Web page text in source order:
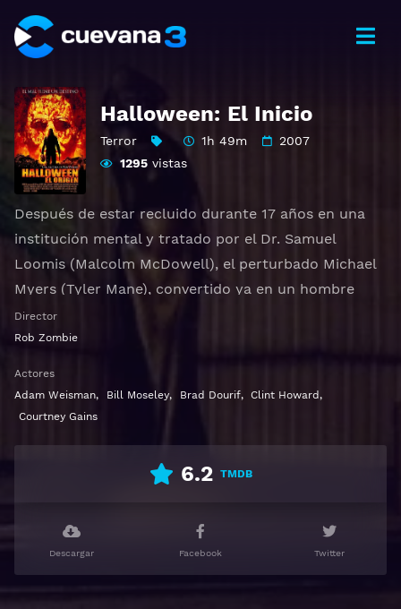
Halloween: El Inicio
Terror 1h 49m
2007
1295 vistas
Después de estar recluido durante 17 años en una
institución mental y tratado por el Dr. Samuel
Loomis (Malcolm McDowell), el perturbado Michael
Myers (Tyler Mane), convertido ya en un hombre
adulto y muy peligroso, logra escaparse el día de
Halloween y decide regresar a la ciudad de
corre un peligro mortal.
Director
Rob Zombie
Actores
Adam Weisman, Bill Moseley, Brad Dourif, Clint Howard ,
Courtney Gains
6.2 TMDB
Descargar Facebook Twitter